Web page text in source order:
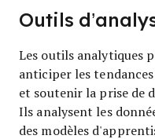
Outils
Les outils analytiques
anticiper les
et soutenir la prise de
Ils analysent les
des modèles